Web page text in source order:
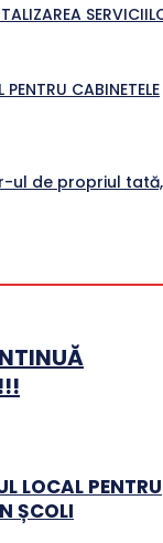
PENTRU CABINETELE
ul de propriul
LOCAL PENTRU
ȘCOLI